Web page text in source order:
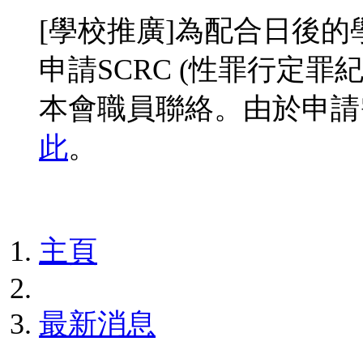
[學校推廣]為配合日後的
申請SCRC (性罪行定罪
本會職員聯絡。由於申
此。
主頁
最新消息